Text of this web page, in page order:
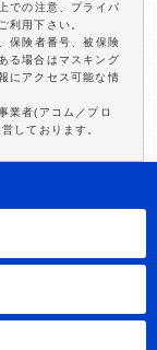
での注意、プライバ
利用下さい。
保険者番号、被保険
る場合はマスキング
にアクセス可能な情
業者(アコム／プロ
しております。